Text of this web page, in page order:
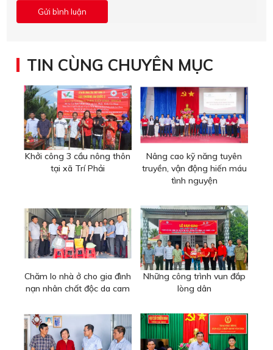
TIN CÙNG CHUYÊN MỤC
Khởi công 3 cầu nông thôn
tại xã Trí Phải
Nâng cao kỹ năng tuyên
truyền, vận động hiến máu
tình nguyện
Chăm lo nhà ở cho gia đình
nạn nhân chất độc da cam
Những công trình vun đắp
lòng dân